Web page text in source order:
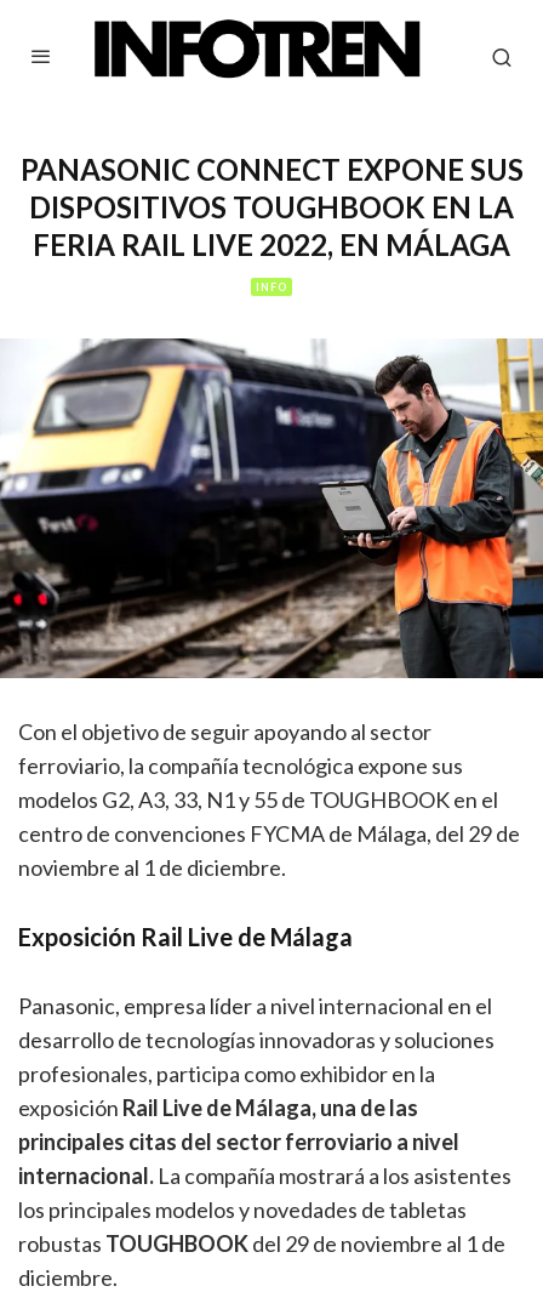
PANASONIC CONNECT EXPONE SUS
DISPOSITIVOS TOUGHBOOK EN LA
FERIA RAIL LIVE 2022, EN MÁLAGA
INFO
Con el objetivo de seguir apoyando al sector
ferroviario, la compañía tecnológica expone sus
modelos G2, A3, 33, N1 y 55 de TOUGHBOOK en el
centro de convenciones FYCMA de Málaga, del 29 de
noviembre al 1 de diciembre.
Exposición Rail Live de Málaga
Panasonic, empresa líder a nivel internacional en el
desarrollo de tecnologías innovadoras y soluciones
profesionales, participa como exhibidor en la
exposición Rail Live de Málaga, una de las
principales citas del sector ferroviario a nivel
internacional. La compañía mostrará a los asistentes
los principales modelos y novedades de tabletas
robustas TOUGHBOOKdel 29 de noviembre al 1 de
diciembre.